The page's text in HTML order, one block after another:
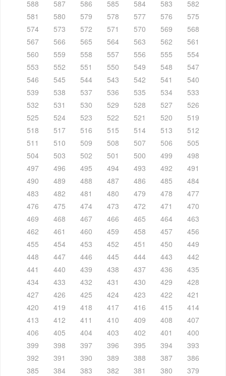
588
587 586 585 584 583
582
581
580 579 578 577 576
575
574
573 572 571 570 569
568
567
566 565 564 563 562
561
560
559 558 557 556 555
554
553
552 551 550 549 548
547
546
545 544 543 542 541
540
539
538 537 536 535 534
533
532
531 530 529 528 527
526
525
524 523 522 521 520
519
518
517 516 515 514 513
512
511
510 509 508 507 506
505
504
503 502 501 500 499
498
497
496 495 494 493 492
491
490
489 488 487 486 485
484
483
482 481 480 479 478
477
476
475 474 473 472 471
470
469
468 467 466 465 464
463
462
461 460 459 458 457
456
455
454 453 452 451 450
449
448
447 446 445 444 443
442
441
440 439 438 437 436
435
434
433 432 431 430 429
428
427
426 425 424 423 422
421
420
419 418 417 416 415
414
413
412 411 410 409 408
407
406
405 404 403 402 401
400
399
398 397 396 395 394
393
392
391 390 389 388 387
386
385
384 383 382 381 380
379